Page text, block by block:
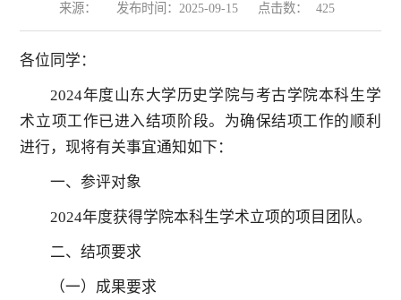
来源： 发布时间：2025-09-15 点击数： 425
各位同学：
2024年度山东大学历史学院与考古学院本科生学
术立项工作已进入结项阶段。为确保结项工作的顺利
进行，现将有关事宜通知如下：
一、参评对象
2024年度获得学院本科生学术立项的项目团队。
二、结项要求
（一）成果要求